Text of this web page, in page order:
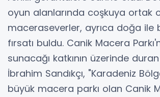
oyun alanlarında coşkuya ortak
maceraseverler, ayrıca doğa ile
fırsatı buldu. Canik Macera
sunacağı katkının üzerinde
İbrahim Sandıkçı, "Karadeniz
büyük macera parkı olan Canik